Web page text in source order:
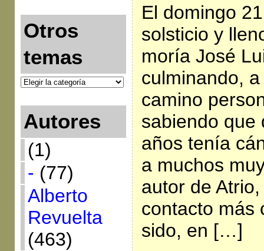
Otros
temas
Autores
(1)
- (77)
Alberto
Revuelta
(463)
El domingo
solsticio y
moría José
culminando,
camino
sabiendo que
años tenía
a muchos
autor de
contacto más
sido, en […]